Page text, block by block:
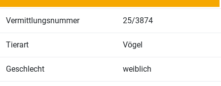
Vermittlungsnummer 25/3874
Tierart Vögel
Geschlecht weiblich